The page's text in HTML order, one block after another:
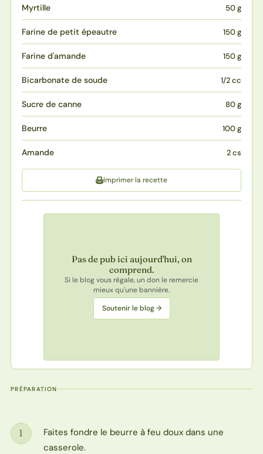
Myrtille 50 g
Farine de petit épeautre 150 g
Farine d'amande 150 g
Bicarbonate de soude 1/2 cc
Sucre de canne 80 g
Beurre 100 g
Amande 2 cs
Imprimer la recette
Pas de pub ici aujourd'hui, on
comprend.
Si le blog vous régale, un don le remercie
mieux qu'une bannière.
Soutenir le blog →
PRÉPARATION
Étape
1
Faites fondre le beurre à feu doux dans une
casserole.